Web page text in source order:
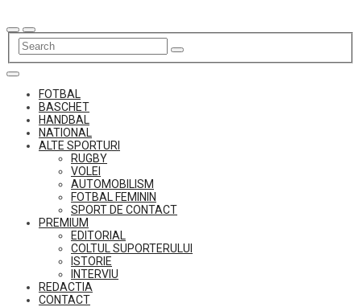
to
content
FOTBAL
BASCHET
HANDBAL
NATIONAL
ALTE SPORTURI
RUGBY
VOLEI
AUTOMOBILISM
FOTBAL FEMININ
SPORT DE CONTACT
PREMIUM
EDITORIAL
COLTUL SUPORTERULUI
ISTORIE
INTERVIU
REDACTIA
CONTACT